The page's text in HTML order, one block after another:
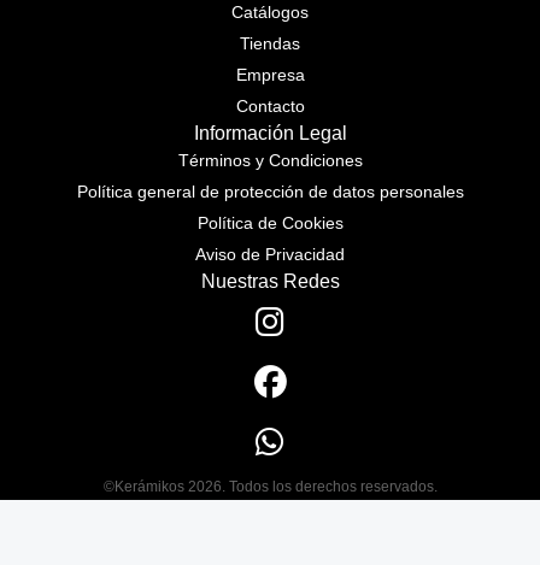
Catálogos
Tiendas
Empresa
Contacto
Información Legal
Términos y Condiciones
Política general de protección de datos personales
Política de Cookies
Aviso de Privacidad
Nuestras Redes
©Kerámikos 2026. Todos los derechos reservados.